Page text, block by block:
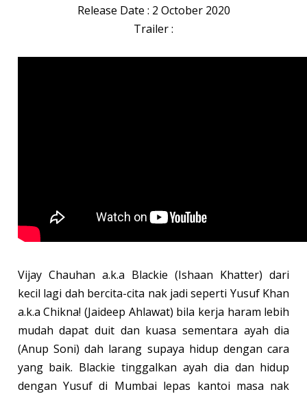
Release Date : 2 October 2020
Trailer :
Vijay Chauhan a.k.a Blackie (Ishaan Khatter) dari
kecil lagi dah bercita-cita nak jadi seperti Yusuf Khan
a.k.a Chikna! (Jaideep Ahlawat) bila kerja haram lebih
mudah dapat duit dan kuasa sementara ayah dia
(Anup Soni) dah larang supaya hidup dengan cara
yang baik. Blackie tinggalkan ayah dia dan hidup
dengan Yusuf di Mumbai lepas kantoi masa nak